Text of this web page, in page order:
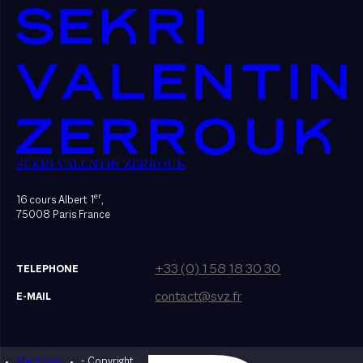
SEKRI VALENTIN ZERROUK
16 cours Albert 1er,
75008 Paris France
TELEPHONE +33 (0) 1 58 18 30 30
E-MAIL contact@svz.fr